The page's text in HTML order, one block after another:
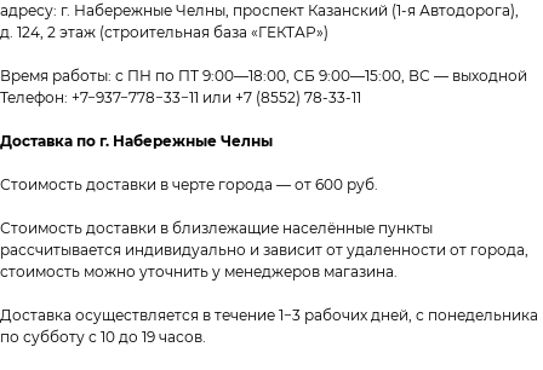
адресу: г. Набережные Челны, проспект Казанский (1-я Автодорога),
д. 124, 2 этаж (строительная база «ГЕКТАР»)
Время работы: с ПН по ПТ 9:00—18:00, СБ 9:00—15:00, ВС — выходной
Телефон: +7−937−778−33−11 или +7 (8552) 78-33-11
Доставка по г. Набережные Челны
Стоимость доставки в черте города — от 600 руб.
Стоимость доставки в близлежащие населённые пункты
рассчитывается индивидуально и зависит от удаленности от города,
стоимость можно уточнить у менеджеров магазина.
Доставка осуществляется в течение 1−3 рабочих дней, с понедельника
по субботу с 10 до 19 часов.
Каталог О компании Акции